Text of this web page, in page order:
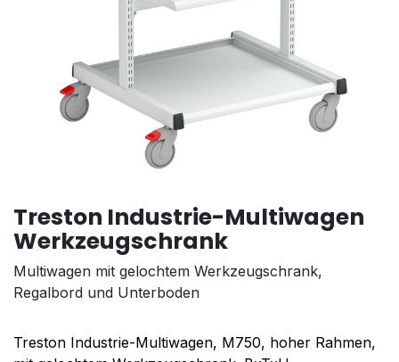
Treston Industrie-Multiwagen
Werkzeugschrank
Multiwagen mit gelochtem Werkzeugschrank,
Regalbord und Unterboden
Treston Industrie-Multiwagen, M750, hoher Rahmen,